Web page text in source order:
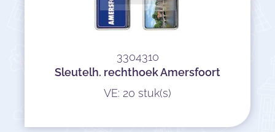
3304310
Sleutelh. rechthoek Amersfoort
VE: 20 stuk(s)